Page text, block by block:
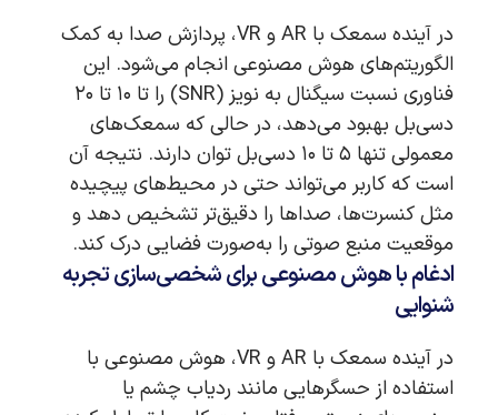
در آینده سمعک با AR و VR، پردازش صدا به کمک
الگوریتم‌های هوش مصنوعی انجام می‌شود. این
فناوری نسبت سیگنال به نویز (SNR) را تا ۱۰ تا ۲۰
دسی‌بل بهبود می‌دهد، در حالی که سمعک‌های
معمولی تنها ۵ تا ۱۰ دسی‌بل توان دارند. نتیجه آن
است که کاربر می‌تواند حتی در محیط‌های پیچیده
مثل کنسرت‌ها، صداها را دقیق‌تر تشخیص دهد و
موقعیت منبع صوتی را به‌صورت فضایی درک کند.
ادغام با هوش مصنوعی برای شخصی‌سازی تجربه
شنوایی
در آینده سمعک با AR و VR، هوش مصنوعی با
استفاده از حسگرهایی مانند ردیاب چشم یا